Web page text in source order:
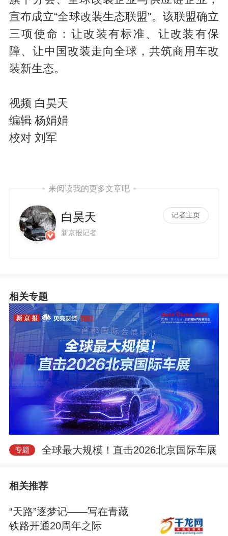
y
d
e
o
宣布成立“全球改装生态联盟”。该联盟确立
三项使命：让改装有标准、让改装有保
障、让中国改装走向全球，共筑商用车改
装新生态。
视频 白昊天
编辑 杨娟娟
校对 刘军
来阅读我的更多文章吧
白昊天
新京报记者
记者主页
相关专题
全球最大规模！直击2026北京国际车展
相关推荐
“天路”逐梦记——写在青藏
铁路开通20周年之际